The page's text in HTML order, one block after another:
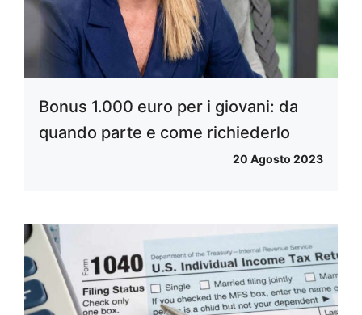
Bonus 1.000 euro per i giovani: da
quando parte e come richiederlo
20 Agosto 2023